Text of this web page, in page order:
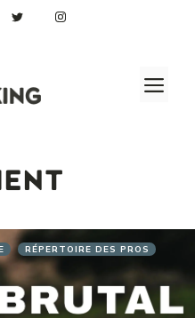
RÉPERTOIRE DES PROS